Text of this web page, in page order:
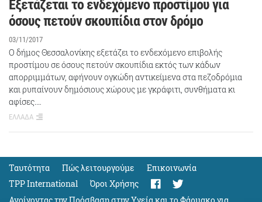
Εξετάζεται το ενδεχόμενο προστίμου για
όσους πετούν σκουπίδια στον δρόμο
03/11/2017
Ο δήμος Θεσσαλονίκης εξετάζει το ενδεχόμενο επιβολής
προστίμου σε όσους πετούν σκουπίδια εκτός των κάδων
απορριμμάτων, αφήνουν ογκώδη αντικείμενα στα πεζοδρόμια
και ρυπαίνουν δημόσιους χώρους με γκράφιτι, συνθήματα κι
αφίσες.…
ΕΛΛΑΔΑ
Ταυτότητα Πώς λειτουργούμε
Eπικοινωνία
TPP International
Όροι Χρήσης